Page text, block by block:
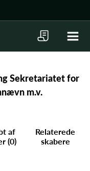
Sekretariatet for
m.v.
af
(0)
Relaterede
skabere